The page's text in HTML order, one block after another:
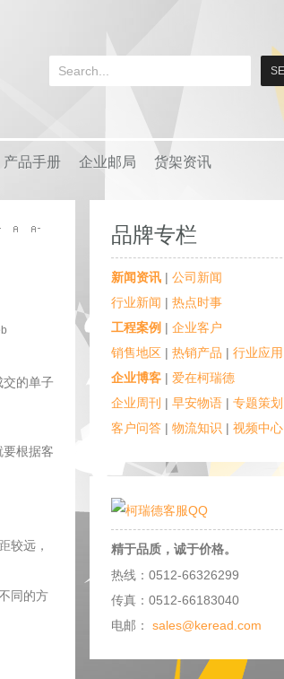
产品手册 企业邮局 货架资讯
的单子
根据客
较远，
同的方
品牌专栏
新闻资讯 | 公司新闻
行业新闻 | 热点时事
工程案例 | 企业客户
销售地区 | 热销产品 | 行业应用
企业博客 | 爱在柯瑞德
企业周刊 | 早安物语 | 专题策划
客户问答 | 物流知识 | 视频中心
精于品质，诚于价格。
热线：0512-66326299
传真：0512-66183040
电邮： sales@keread.com